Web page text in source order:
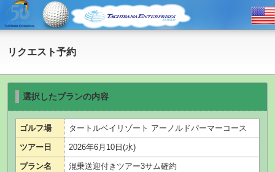
リクエスト予約
選択したプランの内容
ゴルフ場 タートルベイリゾート アーノルドパーマーコース
ツアー日 2026年6月10日(水)
プラン名 混乗送迎付きツアー3サム確約